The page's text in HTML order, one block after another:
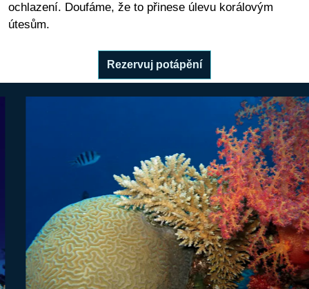
ochlazení. Doufáme, že to přinese úlevu korálovým
útesům.
Rezervuj potápění